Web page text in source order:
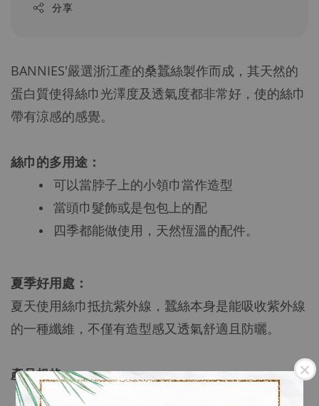
分享
BANNIES'嚴選浙江產的桑蠶絲製作而成，其天然的
蛋白質使得絲巾光澤度及透氣度都非常好，使的絲巾
帶有涼感的感覺。
絲巾的多用途：
可以當脖子上的小領巾當作造型
當頭巾髮飾或是包包上的配
四季都能做使用，天然恆溫的配件。
夏季好用處：
夏天使用絲巾抵抗紫外線，蠶絲本身是能吸收紫外線
的一種纖維，不僅有造型感又透氣舒適且防曬。
產品規格：
材質: 100%桑蠶絲